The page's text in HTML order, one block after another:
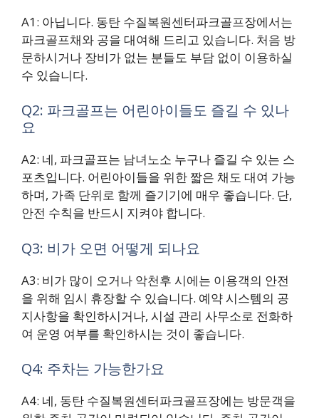
A1: 아닙니다. 동탄 수질복원센터파크골프장에서는
파크골프채와 공을 대여해 드리고 있습니다. 처음 방
문하시거나 장비가 없는 분들도 부담 없이 이용하실
수 있습니다.
Q2: 파크골프는 어린아이들도 즐길 수 있나
요
A2: 네, 파크골프는 남녀노소 누구나 즐길 수 있는 스
포츠입니다. 어린아이들을 위한 짧은 채도 대여 가능
하며, 가족 단위로 함께 즐기기에 매우 좋습니다. 단,
안전 수칙을 반드시 지켜야 합니다.
Q3: 비가 오면 어떻게 되나요
A3: 비가 많이 오거나 악천후 시에는 이용객의 안전
을 위해 임시 휴장할 수 있습니다. 예약 시스템의 공
지사항을 확인하시거나, 시설 관리 사무소로 전화하
여 운영 여부를 확인하시는 것이 좋습니다.
Q4: 주차는 가능한가요
A4: 네, 동탄 수질복원센터파크골프장에는 방문객을